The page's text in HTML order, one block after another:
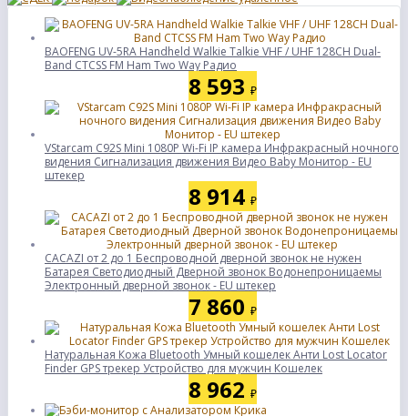
BAOFENG UV-5RA Handheld Walkie Talkie VHF / UHF 128CH Dual-
Band CTCSS FM Ham Two Way Радио
8 593 ₽
VStarcam C92S Mini 1080P Wi-Fi IP камера Инфракрасный ночного
видения Сигнализация движения Видео Baby Монитор - EU
штекер
8 914 ₽
CACAZI от 2 до 1 Беспроводной дверной звонок не нужен
Батарея Светодиодный Дверной звонок Водонепроницаемы
Электронный дверной звонок - EU штекер
7 860 ₽
Натуральная Кожа Bluetooth Умный кошелек Анти Lost Locator
Finder GPS трекер Устройство для мужчин Кошелек
8 962 ₽